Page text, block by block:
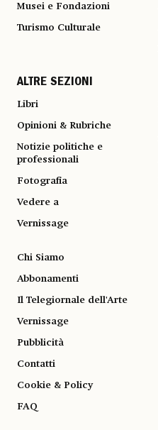
Musei e Fondazioni
Turismo Culturale
ALTRE SEZIONI
Libri
Opinioni & Rubriche
Notizie politiche e
professionali
Fotografia
Vedere a
Vernissage
Chi Siamo
Abbonamenti
Il Telegiornale dell'Arte
Vernissage
Pubblicità
Contatti
Cookie & Policy
FAQ